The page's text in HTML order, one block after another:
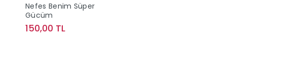
Nefes Benim Süper
Gücüm
150,00 TL